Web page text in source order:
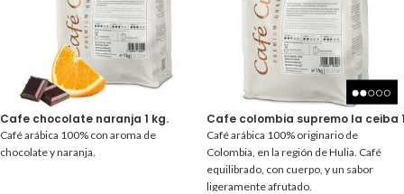
Cafe chocolate naranja 1 kg.
Café arábica 100% con aroma de
chocolate y naranja.
Cafe colombia supremo la ceiba
Café arábica 100% originario de
Colombia, en la región de Hulia. Café
equilibrado, con cuerpo, y un sabor
ligeramente afrutado.